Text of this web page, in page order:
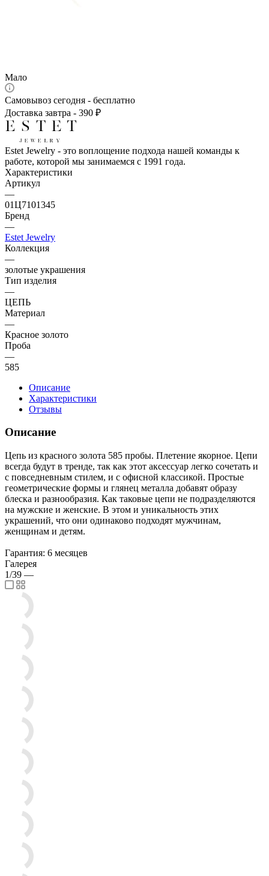
Мало
Самовывоз сегодня - бесплатно
Доставка завтра - 390 ₽
Estet Jewelry - это воплощение подхода нашей команды к
работе, которой мы занимаемся с 1991 года.
Характеристики
Артикул
—
01Ц7101345
Бренд
—
Estet Jewelry
Коллекция
—
золотые украшения
Тип изделия
—
ЦЕПЬ
Материал
—
Красное золото
Проба
—
585
Описание
Характеристики
Отзывы
Описание
Цепь из красного золота 585 пробы. Плетение якорное. Цепи
всегда будут в тренде, так как этот аксессуар легко сочетать и
с повседневным стилем, и с офисной классикой. Простые
геометрические формы и глянец металла добавят образу
блеска и разнообразия. Как таковые цепи не подразделяются
на мужские и женские. В этом и уникальность этих
украшений, что они одинаково подходят мужчинам,
женщинам и детям.
Гарантия: 6 месяцев
Галерея
1/39 —